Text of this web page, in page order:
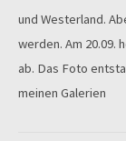
und Westerland.
werden. Am 20.09.
ab. Das Foto
meinen Galerien